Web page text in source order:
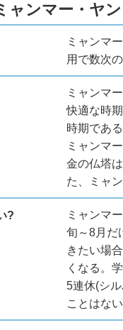
ャンマー・ヤ
ミャンマ
用で数次
ミャンマ
快適な時
時期であ
ミャンマ
金の仏塔
た、ミャ
?
ミャンマ
旬～8月だ
きたい場
くなる。
5連休(シ
ことはない